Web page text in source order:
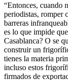
“Entonces, cuando
periodistas, romper
barreras
es lo que impide
Casablanca? O se
construir un
tienes la materia
incluso estos
firmados de